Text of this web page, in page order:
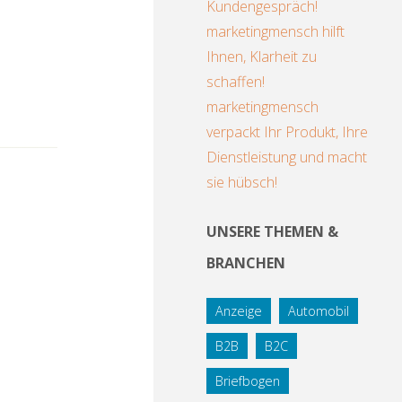
Kundengespräch!
marketingmensch hilft
Ihnen, Klarheit zu
schaffen!
marketingmensch
verpackt Ihr Produkt, Ihre
Dienstleistung und macht
sie hübsch!
UNSERE THEMEN &
BRANCHEN
Anzeige Automobil
B2B B2C
Briefbogen